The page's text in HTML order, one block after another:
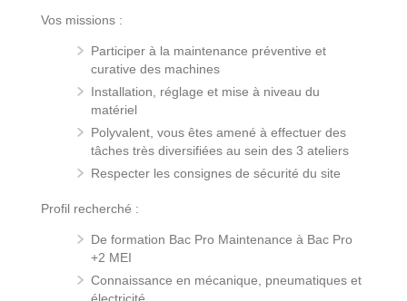
Vos missions :
Participer à la maintenance préventive et
curative des machines
Installation, réglage et mise à niveau du
matériel
Polyvalent, vous êtes amené à effectuer des
tâches très diversifiées au sein des 3 ateliers
Respecter les consignes de sécurité du site
Profil recherché :
De formation Bac Pro Maintenance à Bac Pro
+2 MEI
Connaissance en mécanique, pneumatiques et
électricité